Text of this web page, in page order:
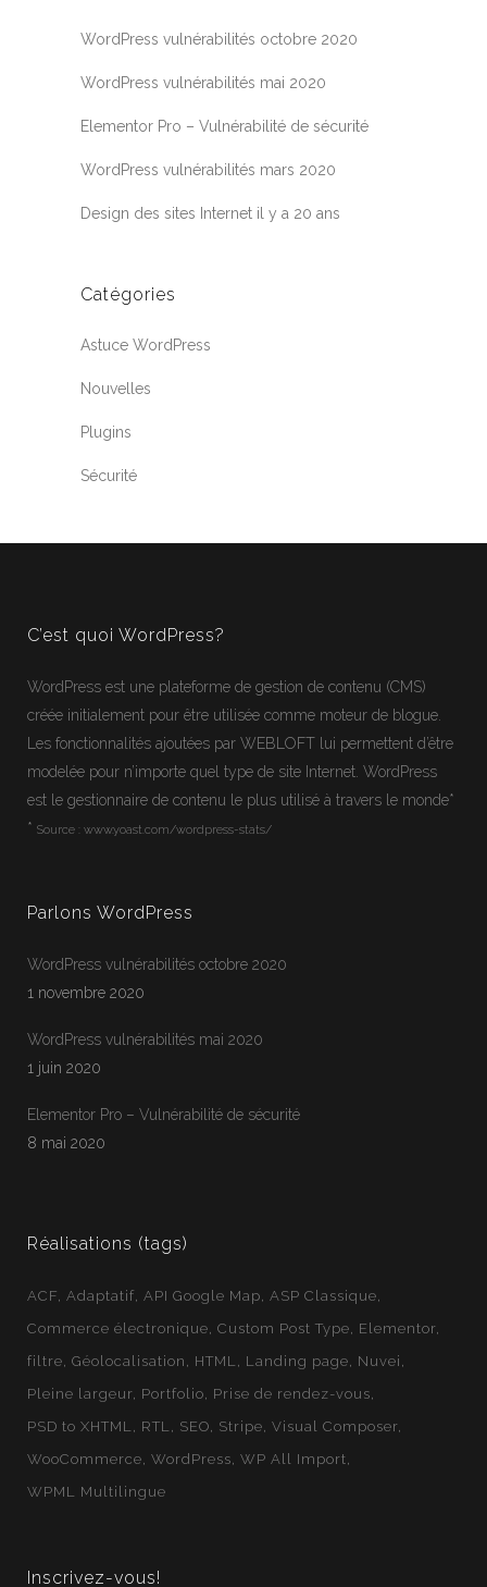
WordPress vulnérabilités octobre 2020
WordPress vulnérabilités mai 2020
Elementor Pro – Vulnérabilité de sécurité
WordPress vulnérabilités mars 2020
Design des sites Internet il y a 20 ans
Catégories
Astuce WordPress
Nouvelles
Plugins
Sécurité
C’est quoi WordPress?
WordPress est une plateforme de gestion de contenu (CMS)
créée initialement pour être utilisée comme moteur de blogue.
Les fonctionnalités ajoutées par WEBLOFT lui permettent d’être
modelée pour n’importe quel type de site Internet. WordPress
est le gestionnaire de contenu le plus utilisé à travers le monde*
* Source : www.yoast.com/wordpress-stats/
Parlons WordPress
WordPress vulnérabilités octobre 2020
1 novembre 2020
WordPress vulnérabilités mai 2020
1 juin 2020
Elementor Pro – Vulnérabilité de sécurité
8 mai 2020
Réalisations (tags)
ACF Adaptatif API Google Map ASP Classique
Commerce électronique Custom Post Type
Elementor
filtre Géolocalisation HTML Landing page
Nuvei
Pleine largeur Portfolio
Prise de rendez-vous
PSD to XHTML
RTL SEO Stripe Visual Composer
WooCommerce WordPress WP All Import
WPML Multilingue
Inscrivez-vous!
Jean-Francois En ligne
Webloft